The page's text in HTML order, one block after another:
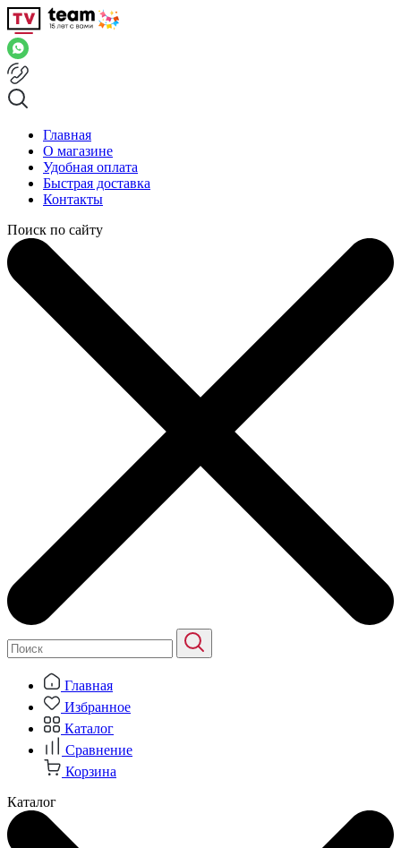
Главная
О магазине
Удобная оплата
Быстрая доставка
Контакты
Поиск по сайту
Главная
Избранное
Каталог
Сравнение
Корзина
Каталог